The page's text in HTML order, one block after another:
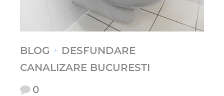
BLOG
DESFUNDARE
CANALIZARE BUCURESTI
0